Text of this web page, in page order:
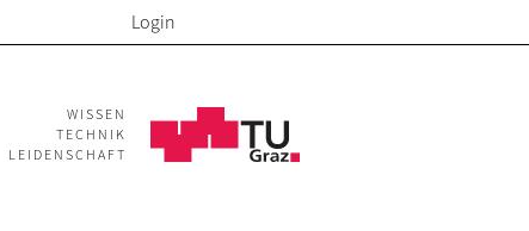
Login
WISSEN
TECHNIK
LEIDENSCHAFT